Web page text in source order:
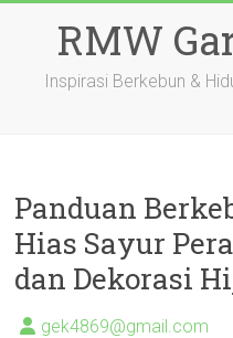
RMW
Inspirasi Berkebun &
Panduan
Hias Sayur
dan Dekorasi
gek4869@gmail.com